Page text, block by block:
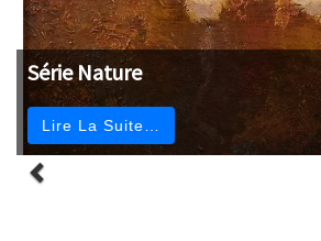
Série Nature
Lire La Suite…